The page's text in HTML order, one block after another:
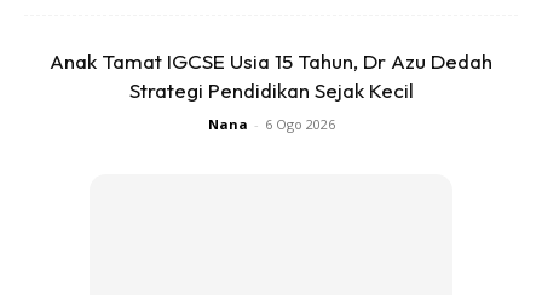
memberikan kata-kata semangat untuk menuntut ilmu dan
belajar. Ingatkan juga anak-anak dengan bahan-bahan
pendidikan yang berkualiti di youtube. Juga mencadangkan
Anak Tamat IGCSE Usia 15 Tahun, Dr Azu Dedah
Strategi Pendidikan Sejak Kecil
Nana - 6 Ogo 2026